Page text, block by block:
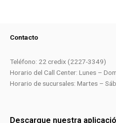
Contacto
Teléfono: 22 credix (2227-3349)
Horario del Call Center: Lunes –
Horario de sucursales: Martes –
Descargue nuestra